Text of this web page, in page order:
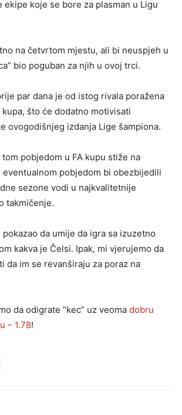
ekipe koje se bore za plasman u Ligu
na četvrtom mjestu, ali bi neuspjeh u
bio poguban za njih u ovoj trci.
par dana je od istog rivala poražena
kupa, što će dodatno motivisati
ovogodišnjeg izdanja Lige šampiona.
pobjedom u FA kupu stiže na
eventualnom pobjedom bi obezbijedili
sezone vodi u najkvalitetnije
takmičenje.
da umije da igra sa izuzetno
kakva je Čelsi. Ipak, mi vjerujemo da
da im se revanširaju za poraz na
da odigrate ”kec” uz veoma dobru
– 1.78!